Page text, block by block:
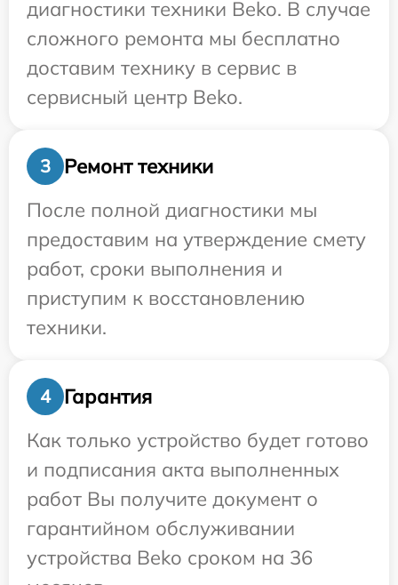
диагностики техники Beko. В случае
сложного ремонта мы бесплатно
доставим технику в сервис в
сервисный центр Beko.
3
Ремонт техники
После полной диагностики мы
предоставим на утверждение смету
работ, сроки выполнения и
приступим к восстановлению
техники.
4
Гарантия
Как только устройство будет готово
и подписания акта выполненных
работ Вы получите документ о
гарантийном обслуживании
устройства Beko сроком на 36